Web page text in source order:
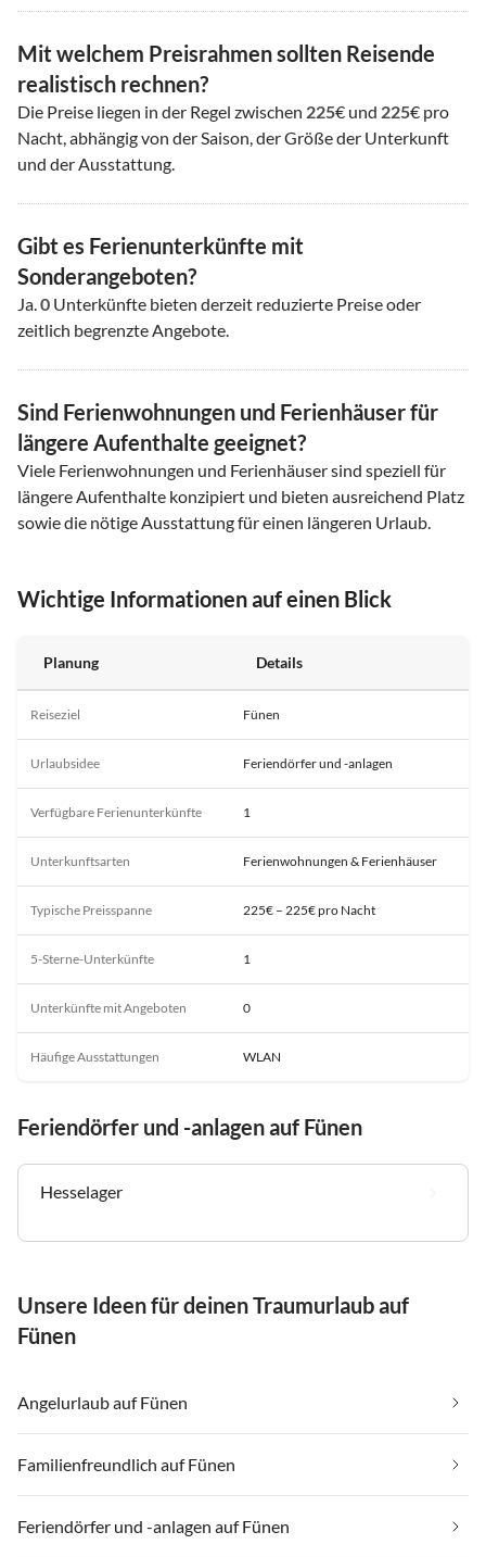
Mit welchem Preisrahmen sollten Reisende
realistisch rechnen?
Die Preise liegen in der Regel zwischen 225€ und 225€ pro
Nacht, abhängig von der Saison, der Größe der Unterkunft
und der Ausstattung.
Gibt es Ferienunterkünfte mit
Sonderangeboten?
Ja.0 Unterkünfte bieten derzeit reduzierte Preise oder
zeitlich begrenzte Angebote.
Sind Ferienwohnungen und Ferienhäuser für
längere Aufenthalte geeignet?
Viele Ferienwohnungen und Ferienhäuser sind speziell für
längere Aufenthalte konzipiert und bieten ausreichend Platz
sowie die nötige Ausstattung für einen längeren Urlaub.
Wichtige Informationen auf einen Blick
Planung Details
Reiseziel Fünen
Urlaubsidee Feriendörfer und -anlagen
Verfügbare Ferienunterkünfte 1
Unterkunftsarten Ferienwohnungen & Ferienhäuser
Typische Preisspanne 225€ – 225€ pro Nacht
5-Sterne-Unterkünfte 1
Unterkünfte mit Angeboten 0
Häufige Ausstattungen WLAN
Feriendörfer und -anlagen auf Fünen
Hesselager
Unsere Ideen für deinen Traumurlaub auf
Fünen
Angelurlaub auf Fünen
Familienfreundlich auf Fünen
Feriendörfer und -anlagen auf Fünen